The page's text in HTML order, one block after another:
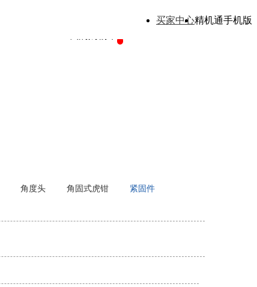
买家中心精机通手机版
角度头 角固式虎钳 紧固件